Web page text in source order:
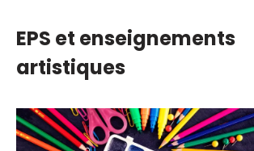
EPS et enseignements
artistiques